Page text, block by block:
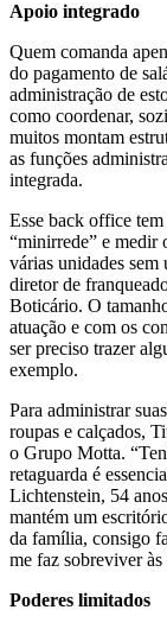
Apoio integrado
Quem comanda
do pagamento de
administração de
como coordenar,
muitos montam
as funções
integrada.
Esse back office
“minirrede” e medir
várias unidades
diretor de
Boticário. O
atuação e com os
ser preciso trazer
exemplo.
Para administrar
roupas e calçados,
o Grupo Motta.
retaguarda é
Lichtenstein, 54
mantém um
da família, consigo
me faz sobreviver às
Poderes limitados